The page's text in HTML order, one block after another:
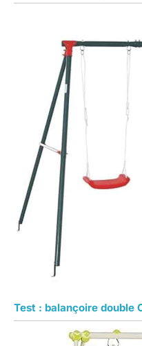
Test : balançoire double